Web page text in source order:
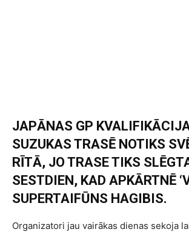
JAPĀNAS GP
SUZUKAS TRASĒ NOTIKS
RĪTĀ, JO TRASE TIKS
SESTDIEN, KAD APKĀRTNĒ
SUPERTAIFŪNS HAGIBIS.
Organizatori jau vairākas dienas sekoja